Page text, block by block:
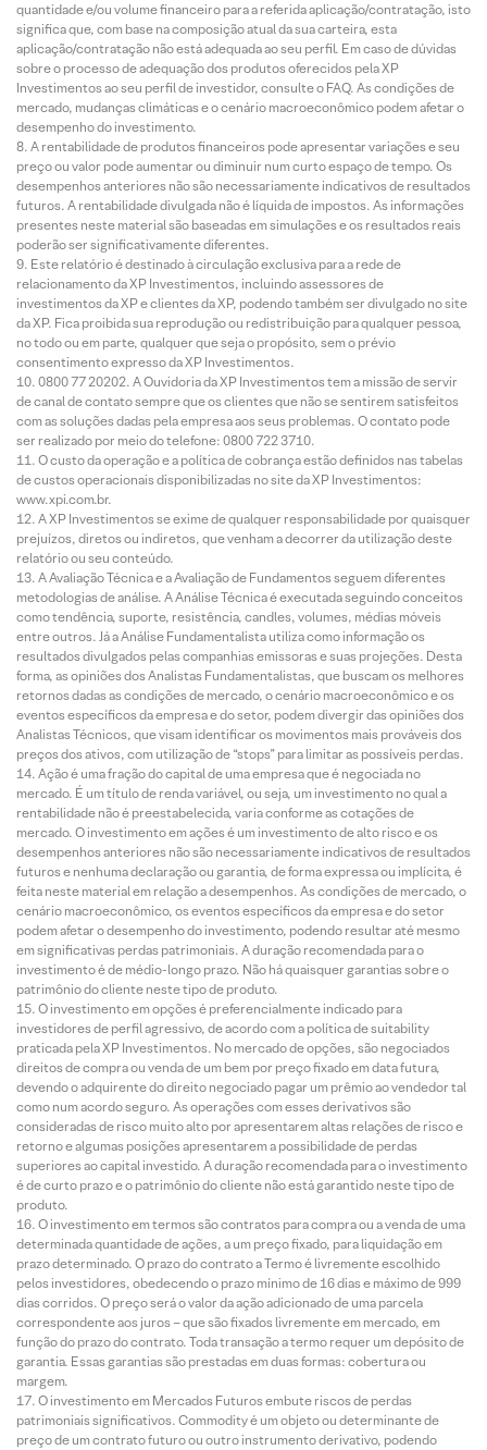
quantidade e/ou volume financeiro para a referida aplicação/contratação, isto
significa que, com base na composição atual da sua carteira, esta
aplicação/contratação não está adequada ao seu perfil. Em caso de dúvidas
sobre o processo de adequação dos produtos oferecidos pela XP
Investimentos ao seu perfil de investidor, consulte o FAQ. As condições de
mercado, mudanças climáticas e o cenário macroeconômico podem afetar o
desempenho do investimento.
A rentabilidade de produtos financeiros pode apresentar variações e seu
preço ou valor pode aumentar ou diminuir num curto espaço de tempo. Os
desempenhos anteriores não são necessariamente indicativos de resultados
futuros. A rentabilidade divulgada não é líquida de impostos. As informações
presentes neste material são baseadas em simulações e os resultados reais
poderão ser significativamente diferentes.
Este relatório é destinado à circulação exclusiva para a rede de
relacionamento da XP Investimentos, incluindo assessores de
investimentos da XP e clientes da XP, podendo também ser divulgado no site
da XP. Fica proibida sua reprodução ou redistribuição para qualquer pessoa,
no todo ou em parte, qualquer que seja o propósito, sem o prévio
consentimento expresso da XP Investimentos.
0800 77 20202. A Ouvidoria da XP Investimentos tem a missão de servir
de canal de contato sempre que os clientes que não se sentirem satisfeitos
com as soluções dadas pela empresa aos seus problemas. O contato pode
ser realizado por meio do telefone: 0800 722 3710.
O custo da operação e a política de cobrança estão definidos nas tabelas
de custos operacionais disponibilizadas no site da XP Investimentos:
www.xpi.com.br.
A XP Investimentos se exime de qualquer responsabilidade por quaisquer
prejuízos, diretos ou indiretos, que venham a decorrer da utilização deste
relatório ou seu conteúdo.
A Avaliação Técnica e a Avaliação de Fundamentos seguem diferentes
metodologias de análise. A Análise Técnica é executada seguindo conceitos
como tendência, suporte, resistência, candles, volumes, médias móveis
entre outros. Já a Análise Fundamentalista utiliza como informação os
resultados divulgados pelas companhias emissoras e suas projeções. Desta
forma, as opiniões dos Analistas Fundamentalistas, que buscam os melhores
retornos dadas as condições de mercado, o cenário macroeconômico e os
eventos específicos da empresa e do setor, podem divergir das opiniões dos
Analistas Técnicos, que visam identificar os movimentos mais prováveis dos
preços dos ativos, com utilização de “stops” para limitar as possíveis perdas.
Ação é uma fração do capital de uma empresa que é negociada no
mercado. É um título de renda variável, ou seja, um investimento no qual a
rentabilidade não é preestabelecida, varia conforme as cotações de
mercado. O investimento em ações é um investimento de alto risco e os
desempenhos anteriores não são necessariamente indicativos de resultados
futuros e nenhuma declaração ou garantia, de forma expressa ou implícita, é
feita neste material em relação a desempenhos. As condições de mercado, o
cenário macroeconômico, os eventos específicos da empresa e do setor
podem afetar o desempenho do investimento, podendo resultar até mesmo
em significativas perdas patrimoniais. A duração recomendada para o
investimento é de médio-longo prazo. Não há quaisquer garantias sobre o
patrimônio do cliente neste tipo de produto.
O investimento em opções é preferencialmente indicado para
investidores de perfil agressivo, de acordo com a política de suitability
praticada pela XP Investimentos. No mercado de opções, são negociados
direitos de compra ou venda de um bem por preço fixado em data futura,
devendo o adquirente do direito negociado pagar um prêmio ao vendedor tal
como num acordo seguro. As operações com esses derivativos são
consideradas de risco muito alto por apresentarem altas relações de risco e
retorno e algumas posições apresentarem a possibilidade de perdas
superiores ao capital investido. A duração recomendada para o investimento
é de curto prazo e o patrimônio do cliente não está garantido neste tipo de
produto.
O investimento em termos são contratos para compra ou a venda de uma
determinada quantidade de ações, a um preço fixado, para liquidação em
prazo determinado. O prazo do contrato a Termo é livremente escolhido
pelos investidores, obedecendo o prazo mínimo de 16 dias e máximo de 999
dias corridos. O preço será o valor da ação adicionado de uma parcela
correspondente aos juros – que são fixados livremente em mercado, em
função do prazo do contrato. Toda transação a termo requer um depósito de
garantia. Essas garantias são prestadas em duas formas: cobertura ou
margem.
O investimento em Mercados Futuros embute riscos de perdas
patrimoniais significativos. Commodity é um objeto ou determinante de
preço de um contrato futuro ou outro instrumento derivativo, podendo